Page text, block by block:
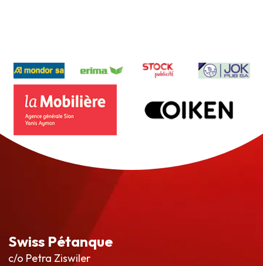
Swiss Pétanque
c/o Petra Ziswiler